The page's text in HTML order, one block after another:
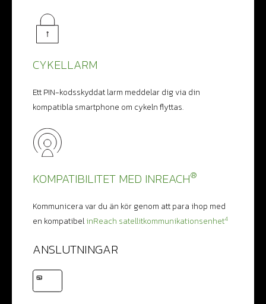
CYKELLARM
Ett PIN-kodsskyddat larm meddelar dig via din
kompatibla smartphone om cykeln flyttas.
KOMPATIBILITET MED INREACH®
Kommunicera var du än kör genom att para ihop med
en kompatibel inReach satellitkommunikationsenhet4
ANSLUTNINGAR